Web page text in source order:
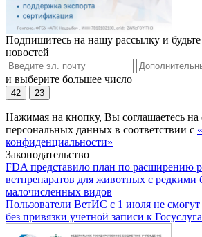
Подпишитесь на нашу рассылку и будьте
новостей
и выберите большее число
42 23
Нажимая на кнопку, Вы соглашаетесь на
персональных данных в соответствии с
конфиденциальности»
Законодательство
FDA представило план по расширению
ветпрепаратов для животных с редкими
малочисленных видов
Пользователи ВетИС с 1 июля не
без привязки учетной записи к